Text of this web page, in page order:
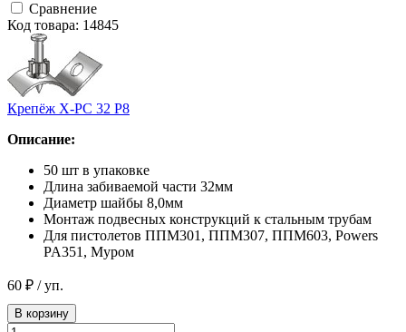
Сравнение
Код товара: 14845
Крепёж Х-PC 32 Р8
Описание:
50 шт в упаковке
Длина забиваемой части 32мм
Диаметр шайбы 8,0мм
Монтаж подвесных конструкций к стальным трубам
Для пистолетов ППМ301, ППМ307, ППМ603, Powers
PA351, Муром
60 ₽ / уп.
В корзину